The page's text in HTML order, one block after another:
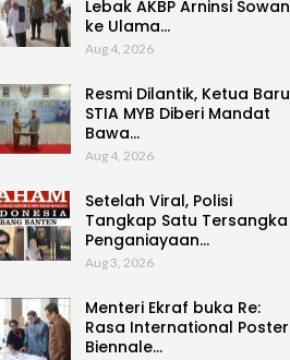
Lebak AKBP Arninsi Sowan
ke Ulama…
Aug 4, 2026
Resmi Dilantik, Ketua Baru
STIA MYB Diberi Mandat
Bawa…
Aug 4, 2026
Setelah Viral, Polisi
Tangkap Satu Tersangka
Penganiayaan…
Aug 3, 2026
Menteri Ekraf buka Re:
Rasa International Poster
Biennale…